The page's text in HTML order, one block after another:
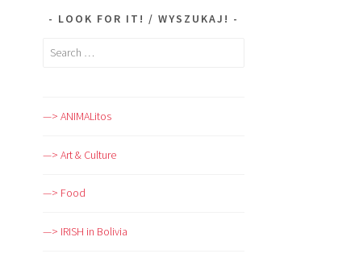
LOOK FOR IT! / WYSZUKAJ!
Search
—> ANIMALitos
—> Art & Culture
—> Food
—> IRISH in Bolivia